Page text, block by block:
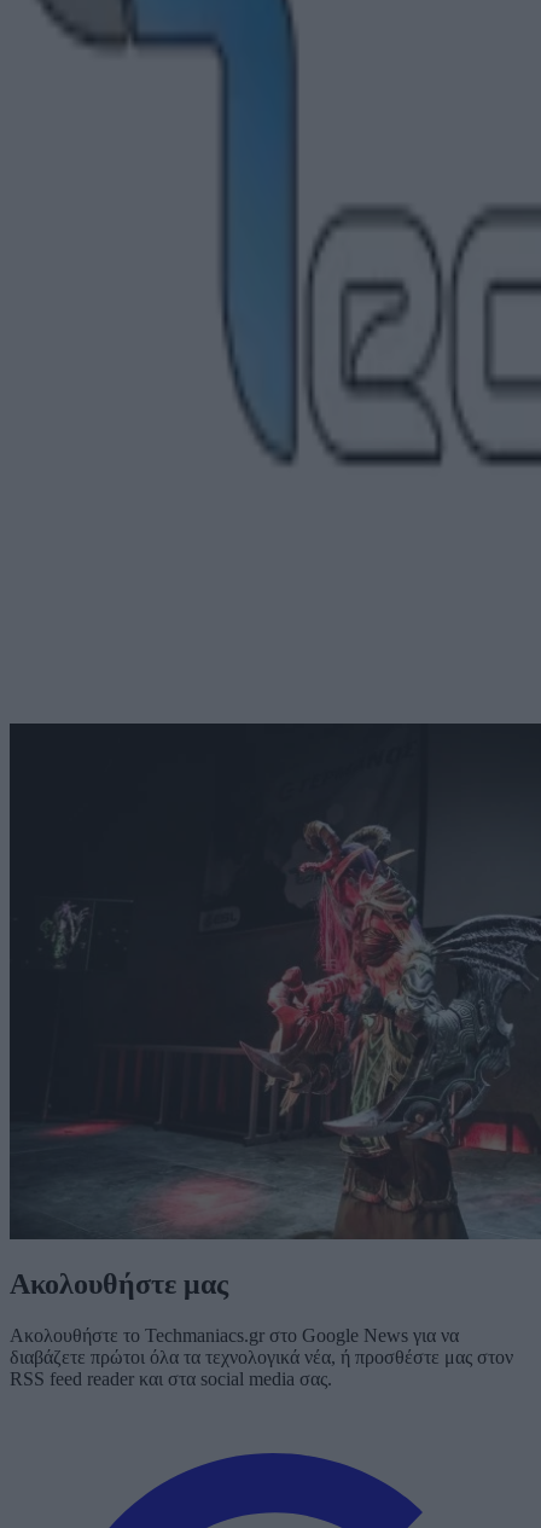
Ακολουθήστε μας
Ακολουθήστε το Techmaniacs.gr στο Google News για να
διαβάζετε πρώτοι όλα τα τεχνολογικά νέα, ή προσθέστε μας στον
RSS feed reader και στα social media σας.